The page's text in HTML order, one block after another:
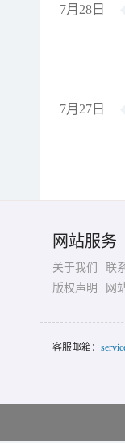
7月28日
7月27日
网站服务
关于我们 联
版权声明
网
客服邮箱：